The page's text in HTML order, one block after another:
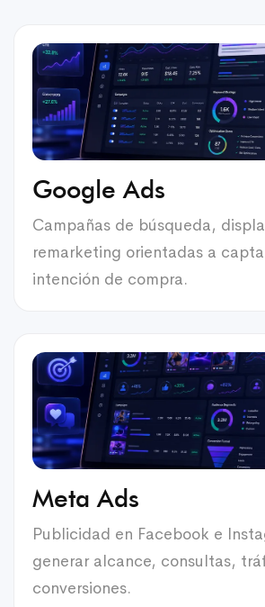
Google Ads
Campañas de búsqueda,
remarketing orientadas a
intención de compra.
Meta Ads
Publicidad en Facebook e
generar alcance, consultas,
conversiones.